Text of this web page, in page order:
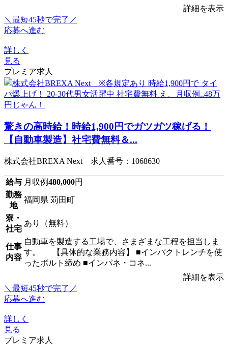
詳細を表示
＼最短45秒で完了／
応募へ進む
詳しく
見る
プレミア求人
驚きの高時給！時給1,900円でガツガツ稼げる！
【自動車製造】社宅費無料＆...
株式会社BREXA Next 求人番号：1068630
給与 月収例480,000円
勤務
地
福岡県 苅田町
寮・
社宅
あり（無料）
仕事
内容
自動車を製造する工場で、さまざまな工程を担当しま
す。 【具体的な業務内容】 ■インパクトレンチを使
ったボルト締め ■インパネ・コネ...
詳細を表示
＼最短45秒で完了／
応募へ進む
詳しく
見る
プレミア求人